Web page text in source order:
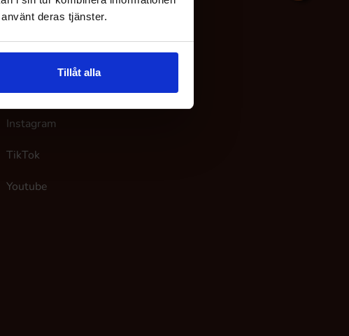
deras tjänster.
Tillåt alla
Facebook
Instagram
TikTok
Youtube